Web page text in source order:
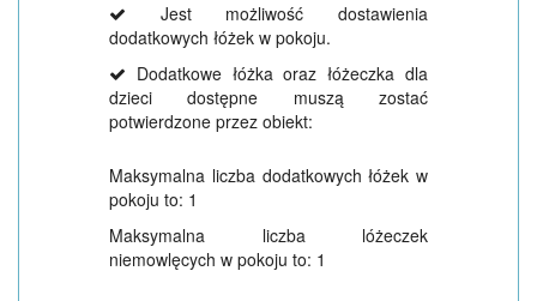
Jest możliwość dostawienia
dodatkowych łóżek w pokoju.
Dodatkowe łóżka oraz łóżeczka dla
dzieci dostępne muszą zostać
potwierdzone przez obiekt:
Maksymalna liczba dodatkowych łóżek w
pokoju to: 1
Maksymalna liczba lóżeczek
niemowlęcych w pokoju to: 1